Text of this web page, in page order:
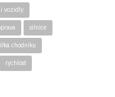
vozidly
silnice
chodníku
rychlost